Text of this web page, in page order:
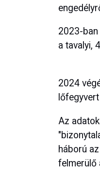
2023-
a tavalyi,
2024
Az
háború
felmerülő